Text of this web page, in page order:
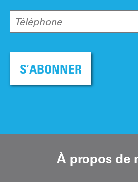
Téléphone
S’ABONNER
À propos de